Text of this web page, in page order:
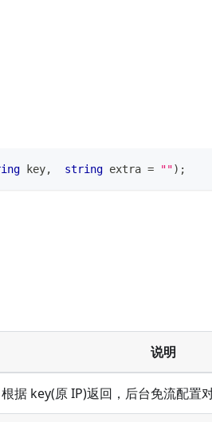
key, string extra = "") ;
说明
据 key(原 IP)返回，后台免流配置